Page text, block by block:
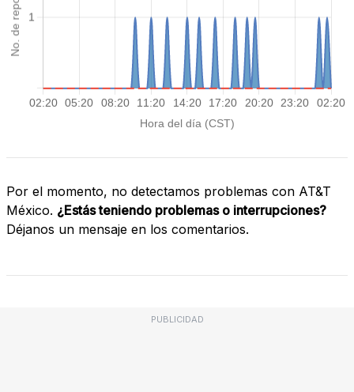
Por el momento, no detectamos problemas con AT&T
México. ¿Estás teniendo problemas o interrupciones?
Déjanos un mensaje en los comentarios.
PUBLICIDAD